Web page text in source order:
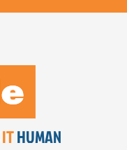
ITHUMAN